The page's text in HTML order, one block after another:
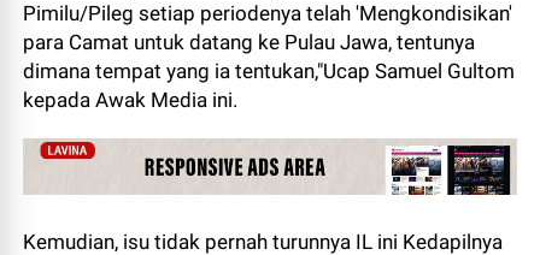
Pimilu/Pileg setiap periodenya telah 'Mengkondisikan'
para Camat untuk datang ke Pulau Jawa, tentunya
dimana tempat yang ia tentukan,"Ucap Samuel Gultom
kepada Awak Media ini.
Kemudian, isu tidak pernah turunnya IL ini Kedapilnya